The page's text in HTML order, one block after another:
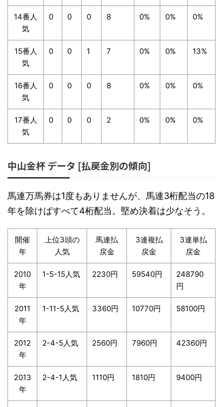
14番人
気
0 0 0 8 0% 0% 0%
15番人
気
0 0 1 7 0% 0% 13%
16番人
気
0 0 0 8 0% 0% 0%
17番人
気
0 0 0 2 0% 0% 0%
中山金杯 データ [払戻金別の傾向]
馬連万馬券は1度もありませんが、馬連3桁配当の18
年を除けばすべて4桁配当。堅め決着は少なそう。
開催
年
上位3頭の
人気
馬連払
戻金
3連複払
戻金
3連単払
戻金
2010
年
1-5-15人気 2230円 59540円
248790
円
2011
年
1-11-5人気 3360円 10770円 58100円
2012
年
2-4-5人気 2560円 7960円 42360円
2013
年
2-4-1人気 1110円 1810円 9400円